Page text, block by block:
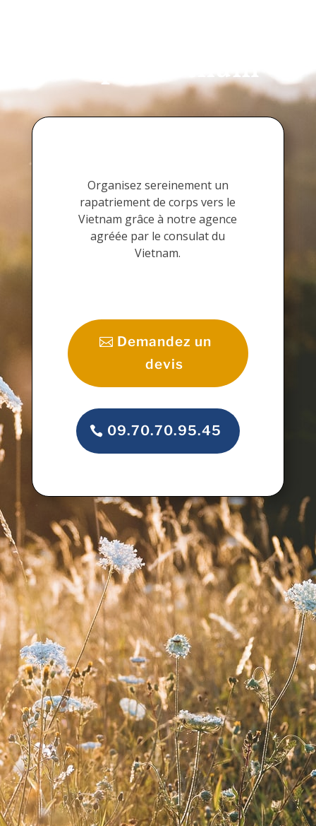
corps Vietnam
Organisez sereinement un
rapatriement de corps vers le
Vietnam grâce à notre agence
agréée par le consulat du
Vietnam.
Demandez un
devis
09.70.70.95.45